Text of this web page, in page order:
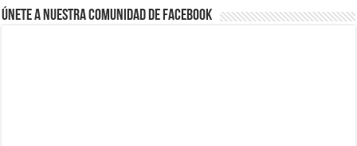
Únete a nuestra comunidad de Facebook